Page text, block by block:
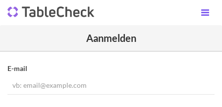
Aanmelden
E-mail